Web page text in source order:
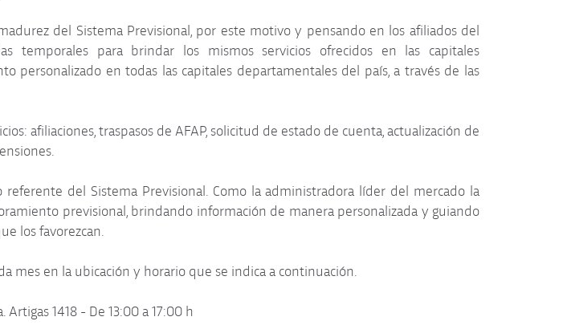
del Sistema Previsional, por este motivo y pensando en los afiliados del
temporales para brindar los mismos servicios ofrecidos en las capitales
personalizado en todas las capitales departamentales del país, a través de las
afiliaciones, traspasos de AFAP, solicitud de estado de cuenta, actualización de
del Sistema Previsional. Como la administradora líder del mercado la
previsional, brindando información de manera personalizada y guiando
los favorezcan.
mes en la ubicación y horario que se indica a continuación.
1418 - De 13:00 a 17:00 h